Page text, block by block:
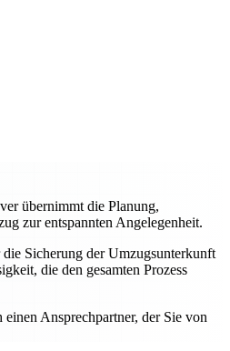
übernimmt die Planung,
zur entspannten Angelegenheit.
Sicherung der Umzugsunterkunft
die den gesamten Prozess
Ansprechpartner, der Sie von